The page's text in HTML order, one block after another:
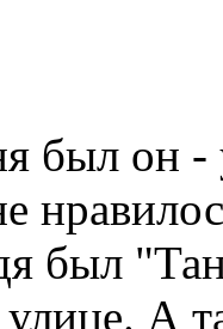
был он
был
А